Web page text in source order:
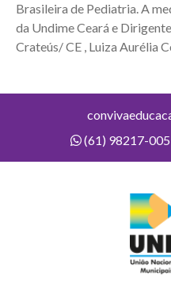
Brasileira de Pediatria. A
da Undime Ceará e
Crateús/ CE , Luiza Aurélia
(61) 98217-